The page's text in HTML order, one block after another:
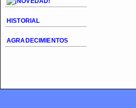
HISTORIAL
AGRADECIMIENTOS